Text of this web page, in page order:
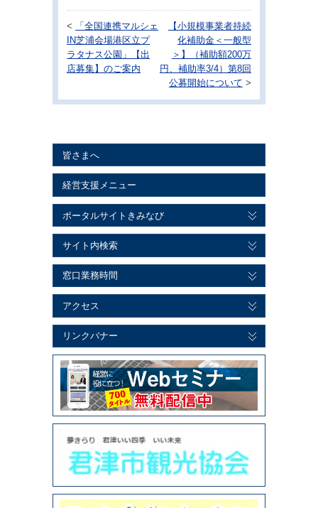
<
「全国連携マルシェ
IN芝浦会場港区立プ
ラタナス公園」【出
店募集】のご案内
【小規模事業者持続
化補助金＜一般型
＞】（補助額200万
円、補助率3/4）第8回
公募開始について >
皆さまへ
経営支援メニュー
ポータルサイトきみなび
サイト内検索
窓口業務時間
アクセス
リンクバナー